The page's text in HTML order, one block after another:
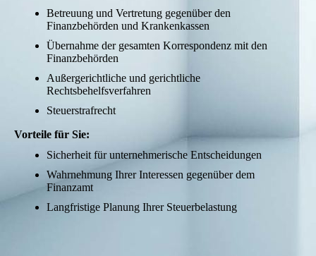
Betreuung und Vertretung gegenüber den
Finanzbehörden und Krankenkassen
Übernahme der gesamten Korrespondenz mit den
Finanzbehörden
Außergerichtliche und gerichtliche
Rechtsbehelfsverfahren
Steuerstrafrecht
Vorteile für Sie:
Sicherheit für unternehmerische Entscheidungen
Wahrnehmung Ihrer Interessen gegenüber dem
Finanzamt
Langfristige Planung Ihrer Steuerbelastung